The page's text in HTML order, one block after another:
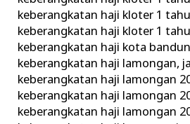
keberangkatan haji kloter 1
keberangkatan haji kloter 1
keberangkatan haji kota
keberangkatan haji lamongan,
keberangkatan haji lamongan
keberangkatan haji lamongan
keberangkatan haji lamongan